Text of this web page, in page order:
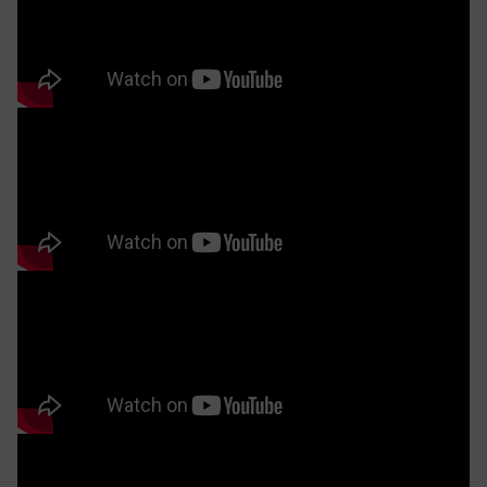
tủ bếp gỗ óc chó ZTB 04 giúp tối ưu không gian bếp,
nhờ đó mà người nấu ăn dễ dàng di chuyển linh hoạt
chắc chắn. Xen giữa chất liệu gỗ thân thiện là khung
kim loại mạ đồng cách điệu theo phong cách